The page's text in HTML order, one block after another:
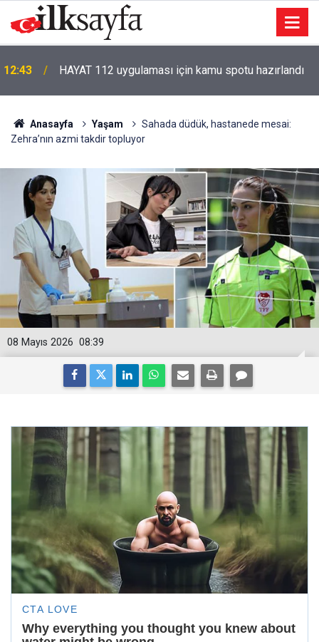
12:43 HAYAT 112 uygulaması için kamu spotu hazırlandı
Anasayfa Yaşam
Sahada düdük, hastanede mesai:
Zehra’nın azmi takdir topluyor
08:39
08 Mayıs 2026